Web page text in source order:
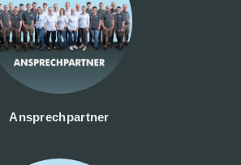
Ansprechpartner